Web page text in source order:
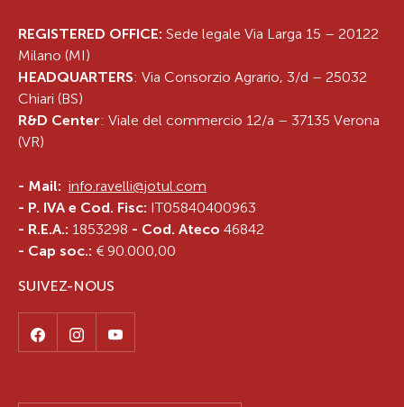
REGISTERED OFFICE: Sede legale Via Larga 15 – 20122
Milano (MI)
HEADQUARTERS: Via Consorzio Agrario, 3/d – 25032
Chiari (BS)
R&D Center: Viale del commercio 12/a – 37135 Verona
(VR)
- Mail: info.ravelli@jotul.com
- P. IVA e Cod. Fisc: IT05840400963
- R.E.A.: 1853298 - Cod. Ateco 46842
- Cap soc.: € 90.000,00
SUIVEZ-NOUS